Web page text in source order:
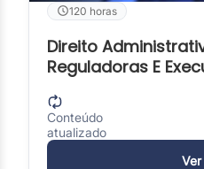
120 horas
Direito
Reguladoras E
Conteúdo
atualizado
Ver